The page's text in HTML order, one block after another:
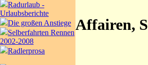
Radurlaub -
Urlaubsberichte
Die großen Anstiege
Selberfahrten Rennen
2002-2008
Radlerprosa
Affairen,